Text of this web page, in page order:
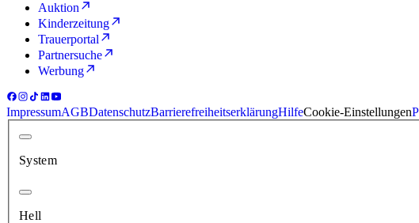
Auktion
Kinderzeitung
Trauerportal
Partnersuche
Werbung
ImpressumAGBDatenschutzBarrierefreiheitserklärungHilfeCookie-Einstellungen
System
Hell